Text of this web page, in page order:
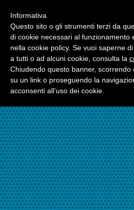
Informativa
Questo sito o gli strumenti terzi da
di cookie necessari al funzionamento
nella cookie policy. Se vuoi saperne
a tutti o ad alcuni cookie, consulta la
Chiudendo questo banner,
su un link o proseguendo la
acconsenti all’uso dei cookie.